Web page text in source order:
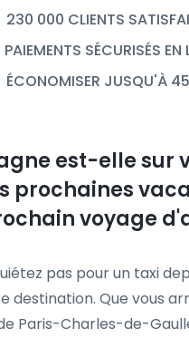
230 000 CLIENTS
PAIEMENTS SÉCURISÉS EN
ÉCONOMISER JUSQU'À
est-elle sur
prochaines
voyage
pas pour un taxi
destination. Que vous
Paris-Charles-de-